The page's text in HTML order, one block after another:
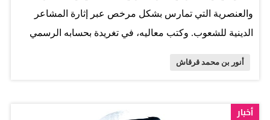
والعنصرية التي تمارس بشكل مرخص عبر إثارة المشاعر
الدينية للشعوب. وكتب معاليه، في تغريدة بحسابه الرسمي
أن العالم أحوج ما يكون لتعميق مفاهيم التسامح والتعايش
أنور بن محمد قرقاش
أخبار